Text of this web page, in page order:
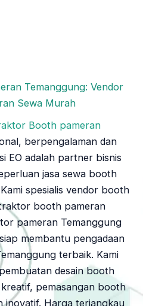
Temanggung: Vendor
Sewa Murah
Booth pameran
berpengalaman dan
EO adalah partner bisnis
jasa sewa booth
spesialis vendor booth
booth pameran
pameran Temanggung
membantu pengadaan
terbaik. Kami
desain booth
pemasangan booth
inovatif. Harga terjangkau